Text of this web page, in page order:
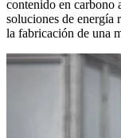
contenido en carbono
soluciones de energía
la fabricación de una